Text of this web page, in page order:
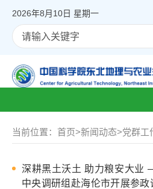
2026年8月10日 星期一
当前位置： 首页>新闻动态>党群工
深耕黑土沃土 助力粮安大业
中央调研组赴海伦市开展参政